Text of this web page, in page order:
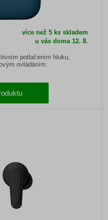
více než 5 ks skladem
u vás doma12. 8.
potlačením hluku,
ovládáním.